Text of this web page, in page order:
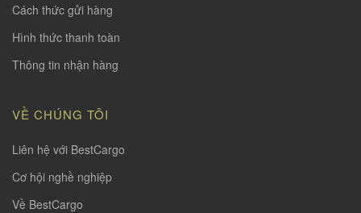
Cách thức gửi hàng
Hình thức thanh toàn
Thông tin nhận hàng
VỀ CHÚNG TÔI
Liên hệ với BestCargo
Cơ hội nghề nghiệp
Về BestCargo